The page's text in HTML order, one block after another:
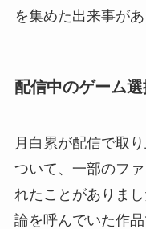
を集めた出来事があ
配信中のゲーム
月白累が配信で取
ついて、一部のフ
れたことがありま
論を呼んでいた作品